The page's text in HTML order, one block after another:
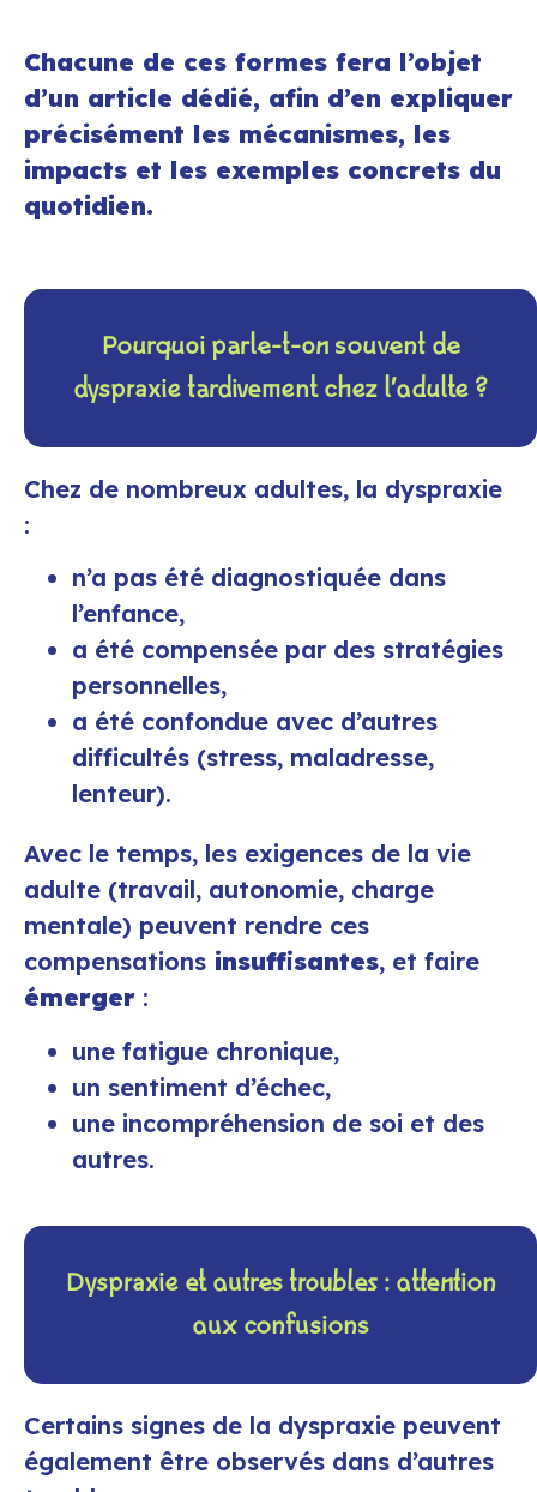
Chacune de ces formes fera l’objet
d’un article dédié, afin d’en expliquer
précisément les mécanismes, les
impacts et les exemples concrets du
quotidien.
Pourquoi parle-t-on souvent de
dyspraxie tardivement chez l’adulte ?
Chez de nombreux adultes, la dyspraxie
:
n’a pas été diagnostiquée dans
l’enfance,
a été compensée par des stratégies
personnelles,
a été confondue avec d’autres
difficultés (stress, maladresse,
lenteur).
Avec le temps, les exigences de la vie
adulte (travail, autonomie, charge
mentale) peuvent rendre ces
compensations insuffisantes, et faire
émerger :
une fatigue chronique,
un sentiment d’échec,
une incompréhension de soi et des
autres.
Dyspraxie et autres troubles : attention
aux confusions
Certains signes de la dyspraxie peuvent
également être observés dans d’autres